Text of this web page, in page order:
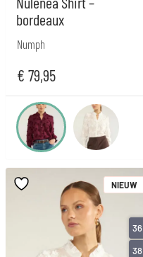
bordeaux
Numph
€ 79,95
NIEUW
36
38